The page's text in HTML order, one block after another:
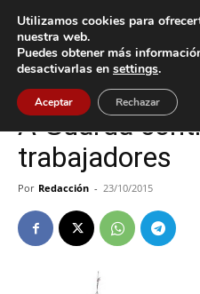
Inicio A Guarda
A Guarda
A Guarda
trabajadores
Por Redacción - 23/10/2015
Utilizamos cookies para
nuestra web.
Puedes obtener más
desactivarlas en settings.
Aceptar Rechazar